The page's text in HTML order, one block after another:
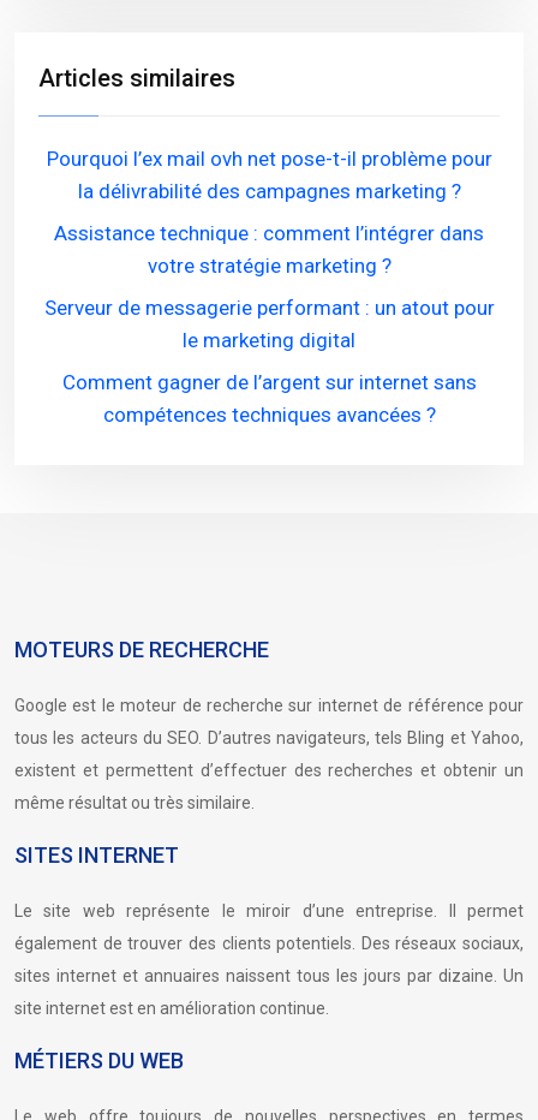
Articles similaires
Pourquoi l’ex mail ovh net pose-t-il problème pour
la délivrabilité des campagnes marketing ?
Assistance technique : comment l’intégrer dans
votre stratégie marketing ?
Serveur de messagerie performant : un atout pour
le marketing digital
Comment gagner de l’argent sur internet sans
compétences techniques avancées ?
MOTEURS DE RECHERCHE
Google est le moteur de recherche sur internet de référence pour
tous les acteurs du SEO. D’autres navigateurs, tels Bling et Yahoo,
existent et permettent d’effectuer des recherches et obtenir un
même résultat ou très similaire.
SITES INTERNET
Le site web représente le miroir d’une entreprise. Il permet
également de trouver des clients potentiels. Des réseaux sociaux,
sites internet et annuaires naissent tous les jours par dizaine. Un
site internet est en amélioration continue.
MÉTIERS DU WEB